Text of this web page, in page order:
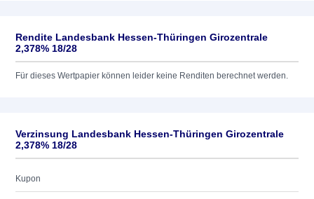
Rendite Landesbank Hessen-Thüringen Girozentrale
2,378% 18/28
Für dieses Wertpapier können leider keine Renditen berechnet werden.
Verzinsung Landesbank Hessen-Thüringen Girozentrale
2,378% 18/28
Kupon